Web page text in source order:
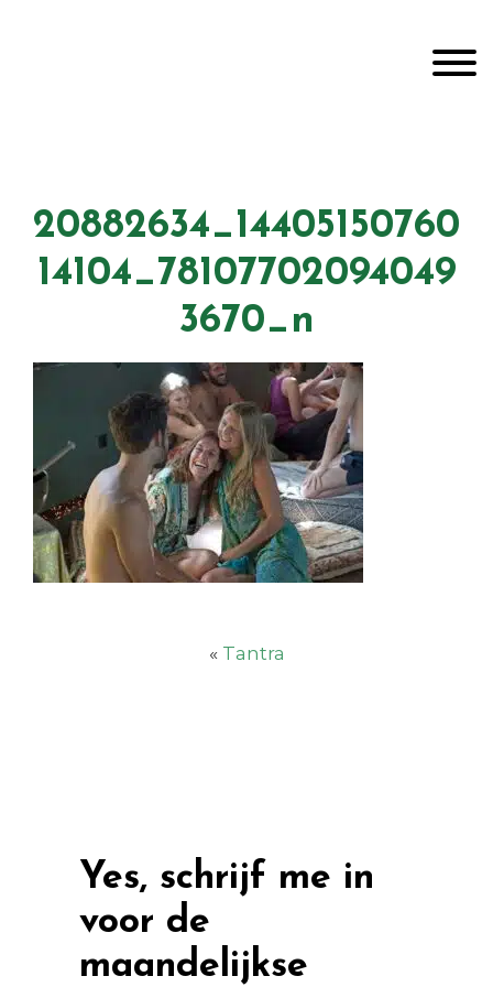
20882634_14405150760
14104_78107702094049
3670_n
« Tantra
Yes, schrijf me in
voor de
maandelijkse